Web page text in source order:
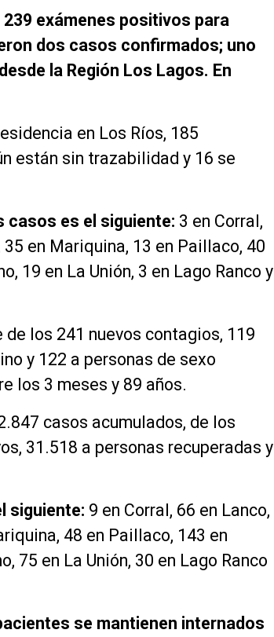
exámenes positivos para
dos casos confirmados; uno
la Región Los Lagos. En
en Los Ríos, 185
están sin trazabilidad y 16 se
casos es el siguiente: 3 en Corral,
en Mariquina, 13 en Paillaco, 40
19 en La Unión, 3 en Lago Ranco y
los 241 nuevos contagios, 119
y 122 a personas de sexo
los 3 meses y 89 años.
casos acumulados, de los
31.518 a personas recuperadas y
siguiente: 9 en Corral, 66 en Lanco,
48 en Paillaco, 143 en
75 en La Unión, 30 en Lago Ranco
se mantienen internados